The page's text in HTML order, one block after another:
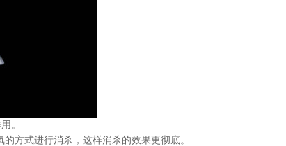
。
方式进行消杀，这样消杀的效果更彻底。